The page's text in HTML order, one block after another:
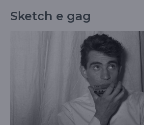
Sketch e gag